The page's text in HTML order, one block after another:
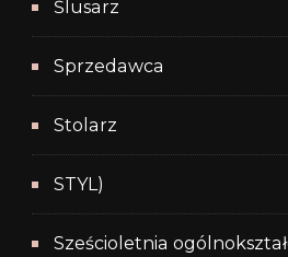
Ślusarz
Sprzedawca
Stolarz
STYL)
Sześcioletnia